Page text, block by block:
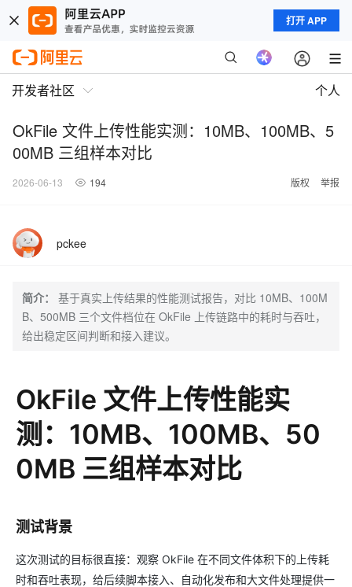
打开 APP
开发者社区 个人
OkFile 文件上传性能实测：10MB、100MB、5
00MB 三组样本对比
2026-06-13 194 版权 举报
pckee
简介：
基于真实上传结果的性能测试报告，对比 10MB、100M
B、500MB 三个文件档位在 OkFile 上传链路中的耗时与吞吐，
给出稳定区间判断和接入建议。
OkFile 文件上传性能实
测：10MB、100MB、50
0MB 三组样本对比
测试背景
这次测试的目标很直接：观察 OkFile 在不同文件体积下的上传耗
时和吞吐表现，给后续脚本接入、自动化发布和大文件处理提供一